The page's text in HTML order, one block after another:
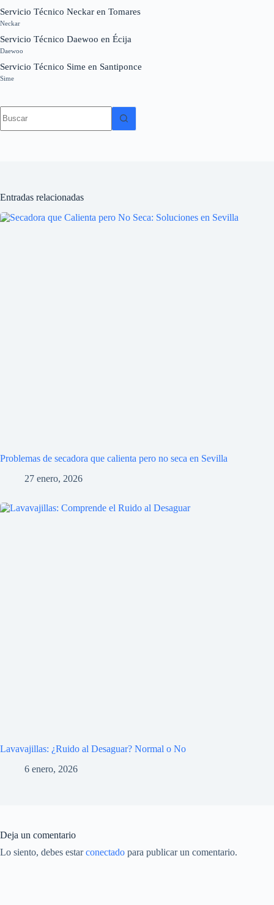
Servicio Técnico Neckar en Tomares
Neckar
Servicio Técnico Daewoo en Écija
Daewoo
Servicio Técnico Sime en Santiponce
Sime
resultados
Entradas relacionadas
Problemas de secadora que calienta pero no seca en Sevilla
27 enero, 2026
Lavavajillas: ¿Ruido al Desaguar? Normal o No
6 enero, 2026
Deja un comentario
Lo siento, debes estarconectado para publicar un comentario.